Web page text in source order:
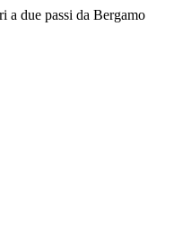
a due passi da Bergamo